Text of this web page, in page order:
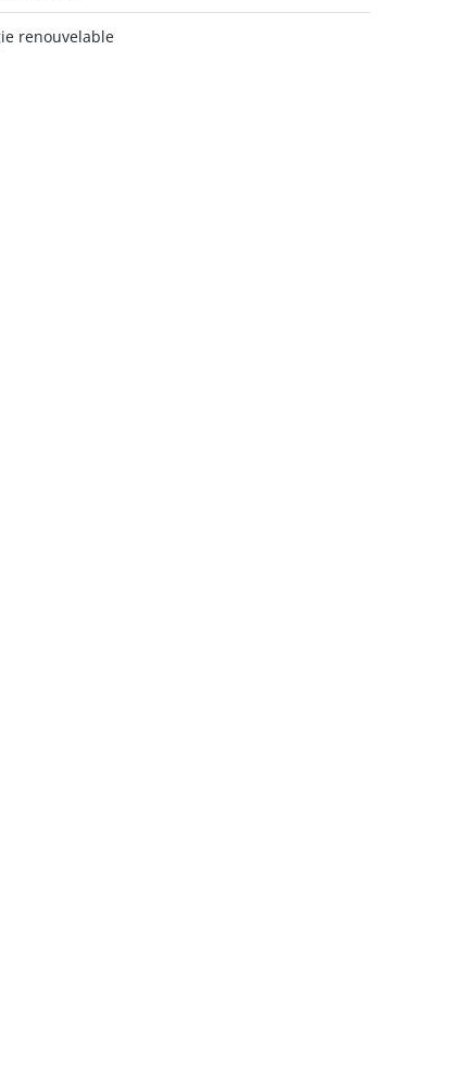
renouvelable